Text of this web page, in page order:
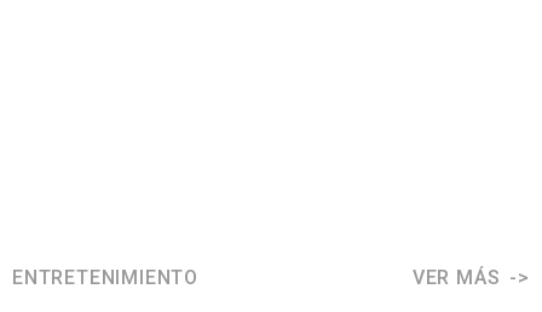
ENTRETENIMIENTO VER MÁS